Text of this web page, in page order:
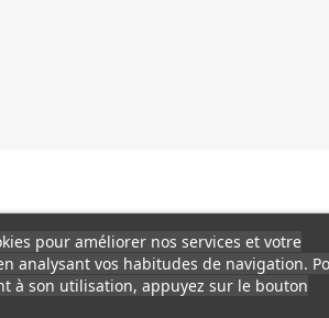
pour améliorer nos services et votre
analysant vos habitudes de navigation.
à son utilisation, appuyez sur le bouton